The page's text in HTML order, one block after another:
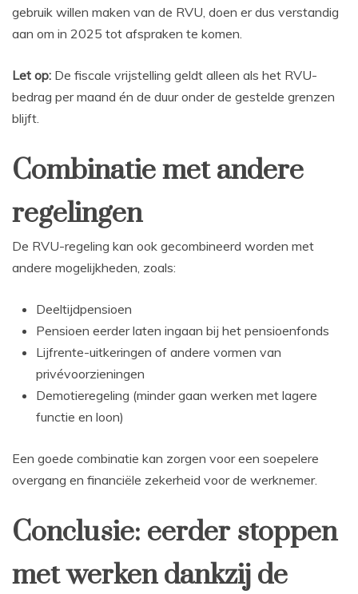
gebruik willen maken van de RVU, doen er dus verstandig
aan om in 2025 tot afspraken te komen.
Let op: De fiscale vrijstelling geldt alleen als het RVU-
bedrag per maand én de duur onder de gestelde grenzen
blijft.
Combinatie met andere
regelingen
De RVU-regeling kan ook gecombineerd worden met
andere mogelijkheden, zoals:
Deeltijdpensioen
Pensioen eerder laten ingaan bij het pensioenfonds
Lijfrente-uitkeringen of andere vormen van
privévoorzieningen
Demotieregeling (minder gaan werken met lagere
functie en loon)
Een goede combinatie kan zorgen voor een soepelere
overgang en financiële zekerheid voor de werknemer.
Conclusie: eerder stoppen
met werken dankzij de